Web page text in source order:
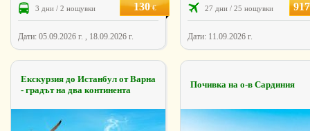
3 дни / 2 нощувки 130€
Дати: 05.09.2026 г. , 18.09.2026 г.
27 дни / 25 нощувки
Дати: 11.09.2026 г.
Екскурзия до Истанбул от Варна
- градът на два континента
Почивка на о-в Сардиния